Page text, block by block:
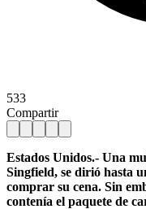
533
Compartir
Estados Unidos.- Una
Singfield, se dirió hasta
comprar su cena. Sin
contenía el paquete de